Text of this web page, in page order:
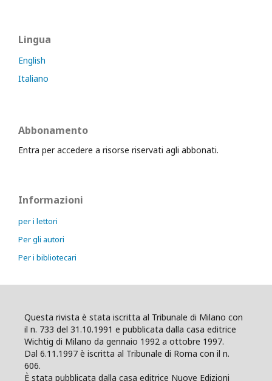
Lingua
English
Italiano
Abbonamento
Entra per accedere a risorse riservati agli abbonati.
Informazioni
per i lettori
Per gli autori
Per i bibliotecari
Questa rivista è stata iscritta al Tribunale di Milano con
il n. 733 del 31.10.1991 e pubblicata dalla casa editrice
Wichtig di Milano da gennaio 1992 a ottobre 1997.
Dal 6.11.1997 è iscritta al Tribunale di Roma con il n.
606.
È stata pubblicata dalla casa editrice Nuove Edizioni